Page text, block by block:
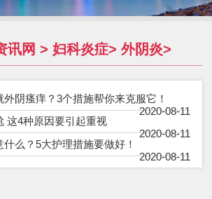
讯网 > 妇科炎症> 外阴炎>
阴瘙痒？3个措施帮你来克服它！
2020-08-11
这4种原因要引起重视
2020-08-11
么？5大护理措施要做好！
2020-08-11